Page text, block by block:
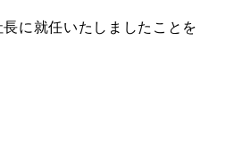
に就任いたしましたことを